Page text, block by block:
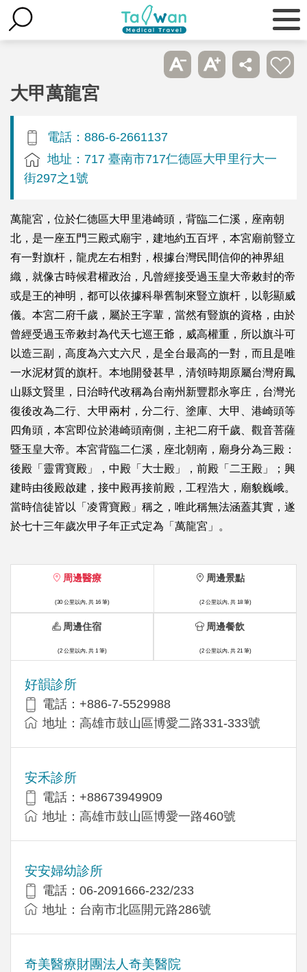
大甲萬龍宮
電話：886-6-2661137
地址：717 臺南市717仁德區大甲里行大一
街297之1號
萬龍宮，位於仁德區大甲里港崎頭，背臨二仁溪，座南朝
北，是一座五門三殿式廟宇，建地約五百坪，本宮廟前豎立
有一對旗杆，龍虎左右相對，根據台灣民間信仰的神界組
織，就像古時候君權政治，凡曾經接受過玉皇大帝敕封的帝
或是王的神明，都可以依據科舉舊制來豎立旗杆，以彰顯威
儀。本宮二府千歲，屬於王字輩，當然有豎旗的資格，由於
曾經受過玉帝敕封為代天七巡王爺，威高權重，所以旗斗可
以造三副，高度為六丈六尺，是全台最高的一對，而且是唯
一水泥材質的旗杆。本地開發甚早，清領時期原屬台灣府鳳
山縣文賢里，日治時代改稱為台南州新豐郡永寧庄，台灣光
復後改為二行、大甲兩村，分二行、塗庫、大甲、港崎頭等
四角頭，本宮即位於港崎頭南側，主祀二府千歲、觀音菩薩
暨玉皇大帝。本宮背臨二仁溪，座北朝南，廟身分為三殿：
後殿「靈霄寶殿」，中殿「大士殿」，前殿「二王殿」；興
建時由後殿啟建，接中殿再接前殿，工程浩大，廟貌巍峨。
當時信徒皆以「凌霄寶殿」稱之，唯此稱無法涵蓋其實，遂
於七十三年歲次甲子年正式定為「萬龍宮」。
周邊醫療
(30 公里以內, 共 16 筆)
好韻診所
電話：+886-7-5529988
地址：高雄市鼓山區博愛二路331-333號
安禾診所
電話：+88673949909
地址：高雄市鼓山區博愛一路460號
安安婦幼診所
電話：06-2091666-232/233
地址：台南市北區開元路286號
奇美醫療財團法人奇美醫院
周邊景點
(2 公里以內, 共 18 筆)
周邊住宿
(2 公里以內, 共 1 筆)
周邊餐飲
(2 公里以內, 共 21 筆)